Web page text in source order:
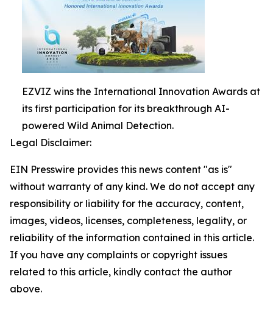
EZVIZ wins the International Innovation Awards at
its first participation for its breakthrough AI-
powered Wild Animal Detection.
Legal Disclaimer:
EIN Presswire provides this news content "as is"
without warranty of any kind. We do not accept any
responsibility or liability for the accuracy, content,
images, videos, licenses, completeness, legality, or
reliability of the information contained in this article.
If you have any complaints or copyright issues
related to this article, kindly contact the author
above.